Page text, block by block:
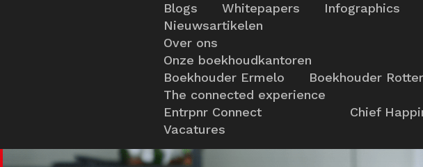
Blogs
Whitepapers Infographics
Nieuwsartikelen
Over ons
Onze boekhoudkantoren
Boekhouder Ermelo
Boekhouder
The connected experience
Entrpnr Connect
Chief
Vacatures